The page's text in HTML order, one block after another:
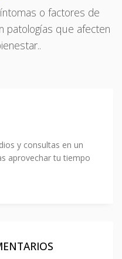
o factores de
patologías que afecten
y consultas en un
aprovechar tu tiempo